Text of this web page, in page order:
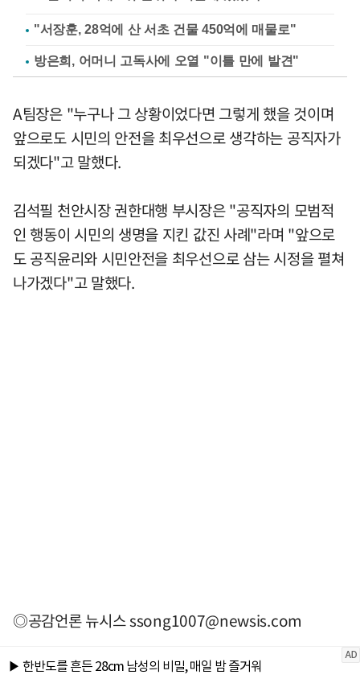
"서장훈, 28억에 산 서초 건물 450억에 매물로"
방은희, 어머니 고독사에 오열 "이틀 만에 발견"
A팀장은 "누구나 그 상황이었다면 그렇게 했을 것이며
앞으로도 시민의 안전을 최우선으로 생각하는 공직자가
되겠다"고 말했다.
김석필 천안시장 권한대행 부시장은 "공직자의 모범적
인 행동이 시민의 생명을 지킨 값진 사례"라며 "앞으로
도 공직윤리와 시민안전을 최우선으로 삼는 시정을 펼쳐
나가겠다"고 말했다.
◎공감언론 뉴시스ssong1007@newsis.com